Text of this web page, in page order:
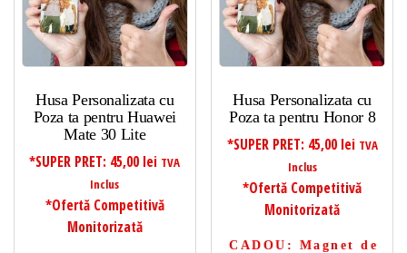
Husa Personalizata cu
Poza ta pentru Huawei
Mate 30 Lite
*SUPER PRET: 45,00 lei TVA
Inclus
*Ofertă Competitivă
Monitorizată
Husa Personalizata cu
Poza ta pentru Honor 8
*SUPER PRET: 45,00 lei TVA
Inclus
*Ofertă Competitivă
Monitorizată
CADOU : Magnet de